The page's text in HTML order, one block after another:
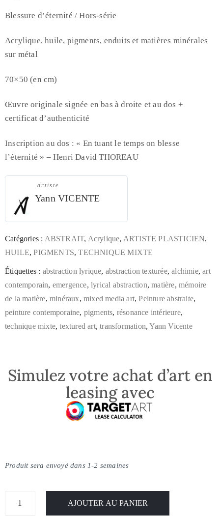
Blessure d’éternité / Hors-série
Acrylique, huile, pigments, enduits et matières minérales
sur métal
70×50 (en cm)
Œuvre originale signée en bas à droite et au dos +
certificat d’authenticité
Inscription au dos : « En tuant le temps on blesse
l’éternité » – Henri David THOREAU
artiste
Yann VICENTE
Catégories : ABSTRAIT, Acrylique, ARTISTE PLASTICIEN,
HUILE,PIGMENTS,TECHNIQUE MIXTE
Étiquettes : abstraction lyrique, abstraction texturée,alchimie,art
contemporain, emergence,lyrical abstraction,matière,mémoire
de la matière,minéraux,mixed media art,Peinture abstraite,
peinture contemporaine, pigments, résonance intérieure,
technique mixte,textured art,transformation,Yann Vicente
Simulez votre achat d’art en
leasing avec
Produit sera envoyé dans 1-2 semaines
AJOUTER AU PANIER